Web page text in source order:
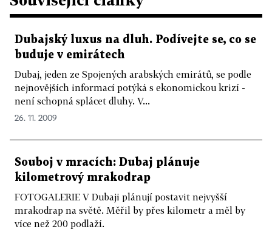
Dubajský luxus na dluh. Podívejte se, co se
buduje v emirátech
Dubaj, jeden ze Spojených arabských emirátů, se podle
nejnovějších informací potýká s ekonomickou krizí -
není schopná splácet dluhy. V...
26. 11. 2009
Souboj v mracích: Dubaj plánuje
kilometrový mrakodrap
FOTOGALERIE V Dubaji plánují postavit nejvyšší
mrakodrap na světě. Měřil by přes kilometr a měl by
více než 200 podlaží.